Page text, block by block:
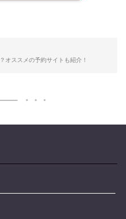
オススメの予約サイトも紹介！